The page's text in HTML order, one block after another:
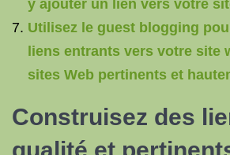
y ajouter un lien vers votre
Utilisez le guest blogging
liens entrants vers votre site
sites Web pertinents et
Construisez des